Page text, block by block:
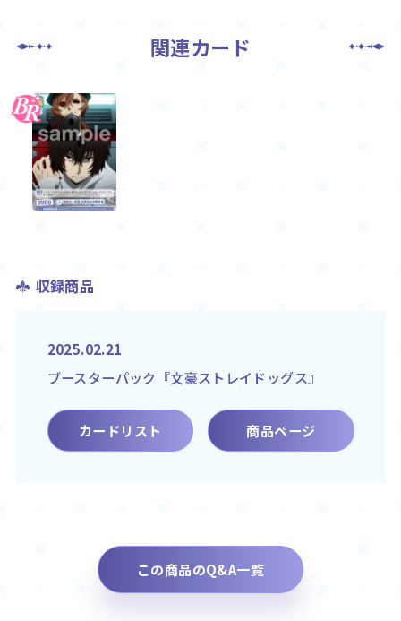
関連カード
収録商品
2025.02.21
ブースターパック『文豪ストレイドッグス』
カードリスト 商品ページ
この商品のQ&A一覧